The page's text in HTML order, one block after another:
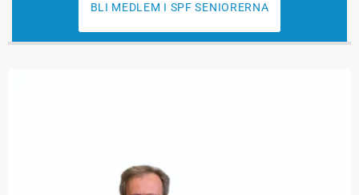
BLI MEDLEM I SPF SENIORERNA